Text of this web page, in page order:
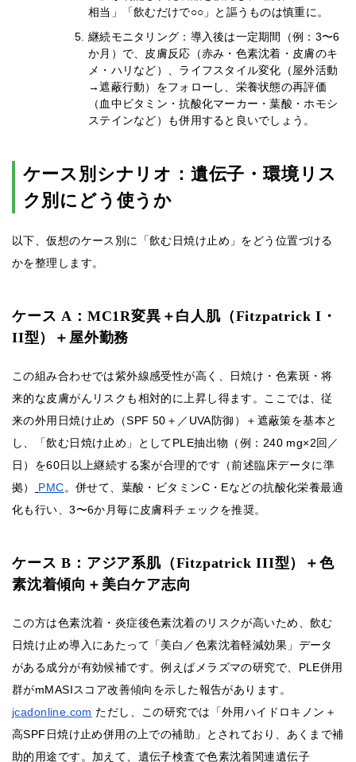
相当」「飲むだけで○○」と謳うものは慎重に。
継続モニタリング：導入後は一定期間（例：3〜6
か月）で、皮膚反応（赤み・色素沈着・皮膚のキ
メ・ハリなど）、ライフスタイル変化（屋外活動
→遮蔽行動）をフォローし、栄養状態の再評価
（血中ビタミン・抗酸化マーカー・葉酸・ホモシ
ステインなど）も併用すると良いでしょう。
ケース別シナリオ：遺伝子・環境リス
ク別にどう使うか
以下、仮想のケース別に「飲む日焼け止め」をどう位置づける
かを整理します。
ケース A：MC1R変異＋白人肌（Fitzpatrick I・
II型）＋屋外勤務
この組み合わせでは紫外線感受性が高く、日焼け・色素斑・将
来的な皮膚がんリスクも相対的に上昇し得ます。ここでは、従
来の外用日焼け止め（SPF 50＋／UVA防御）＋遮蔽策を基本と
し、「飲む日焼け止め」としてPLE抽出物（例：240 mg×2回／
日）を60日以上継続する案が合理的です（前述臨床データに準
拠）
PMC。併せて、葉酸・ビタミンC・Eなどの抗酸化栄養最適
化も行い、3〜6か月毎に皮膚科チェックを推奨。
ケース B：アジア系肌（Fitzpatrick III型）＋色
素沈着傾向＋美白ケア志向
この方は色素沈着・炎症後色素沈着のリスクが高いため、飲む
日焼け止め導入にあたって「美白／色素沈着軽減効果」データ
がある成分が有効候補です。例えばメラズマの研究で、PLE併用
群がmMASIスコア改善傾向を示した報告があります。
jcadonline.com ただし、この研究では「外用ハイドロキノン＋
高SPF日焼け止め併用の上での補助」とされており、あくまで補
助的用途です。加えて、遺伝子検査で色素沈着関連遺伝子